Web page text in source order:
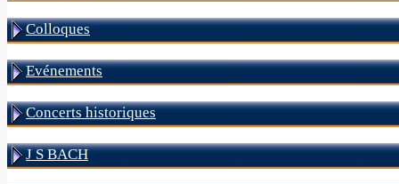
Colloques
Evénements
Concerts historiques
J S BACH